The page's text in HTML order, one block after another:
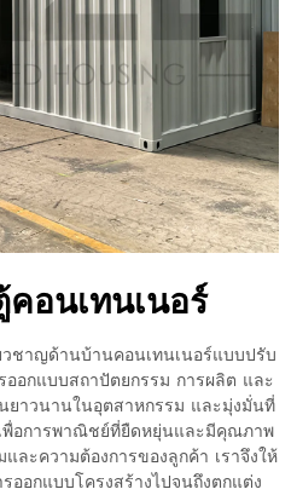
อนเทนเนอร์
วชาญด้านบ้านคอนเทนเนอร์แบบปรับ
ออกแบบสถาปัตยกรรม การผลิต และ
ยาวนานในอุตสาหกรรม และมุ่งมั่นที่
พื่อการพาณิชย์ที่ยืดหยุ่นและมีคุณภาพ
ละความต้องการของลูกค้า เราจึงให้
ออกแบบโครงสร้างไปจนถึงตกแต่ง